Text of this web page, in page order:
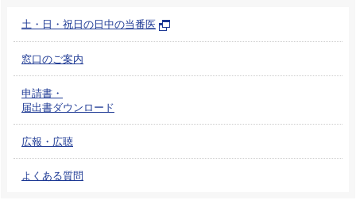
土・日・祝日の日中の当番医
窓口のご案内
申請書・
届出書ダウンロード
広報・広聴
よくある質問